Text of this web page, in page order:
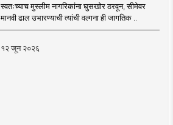
स्वतःच्याच मुस्लीम नागरिकांना घुसखोर ठरवून, सीमेवर
मानवी ढाल उभारण्याची त्यांची वल्गना ही जागतिक ..
१२ जून २०२६